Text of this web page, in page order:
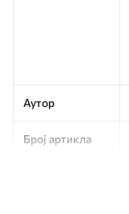
Аутор
Број артикла